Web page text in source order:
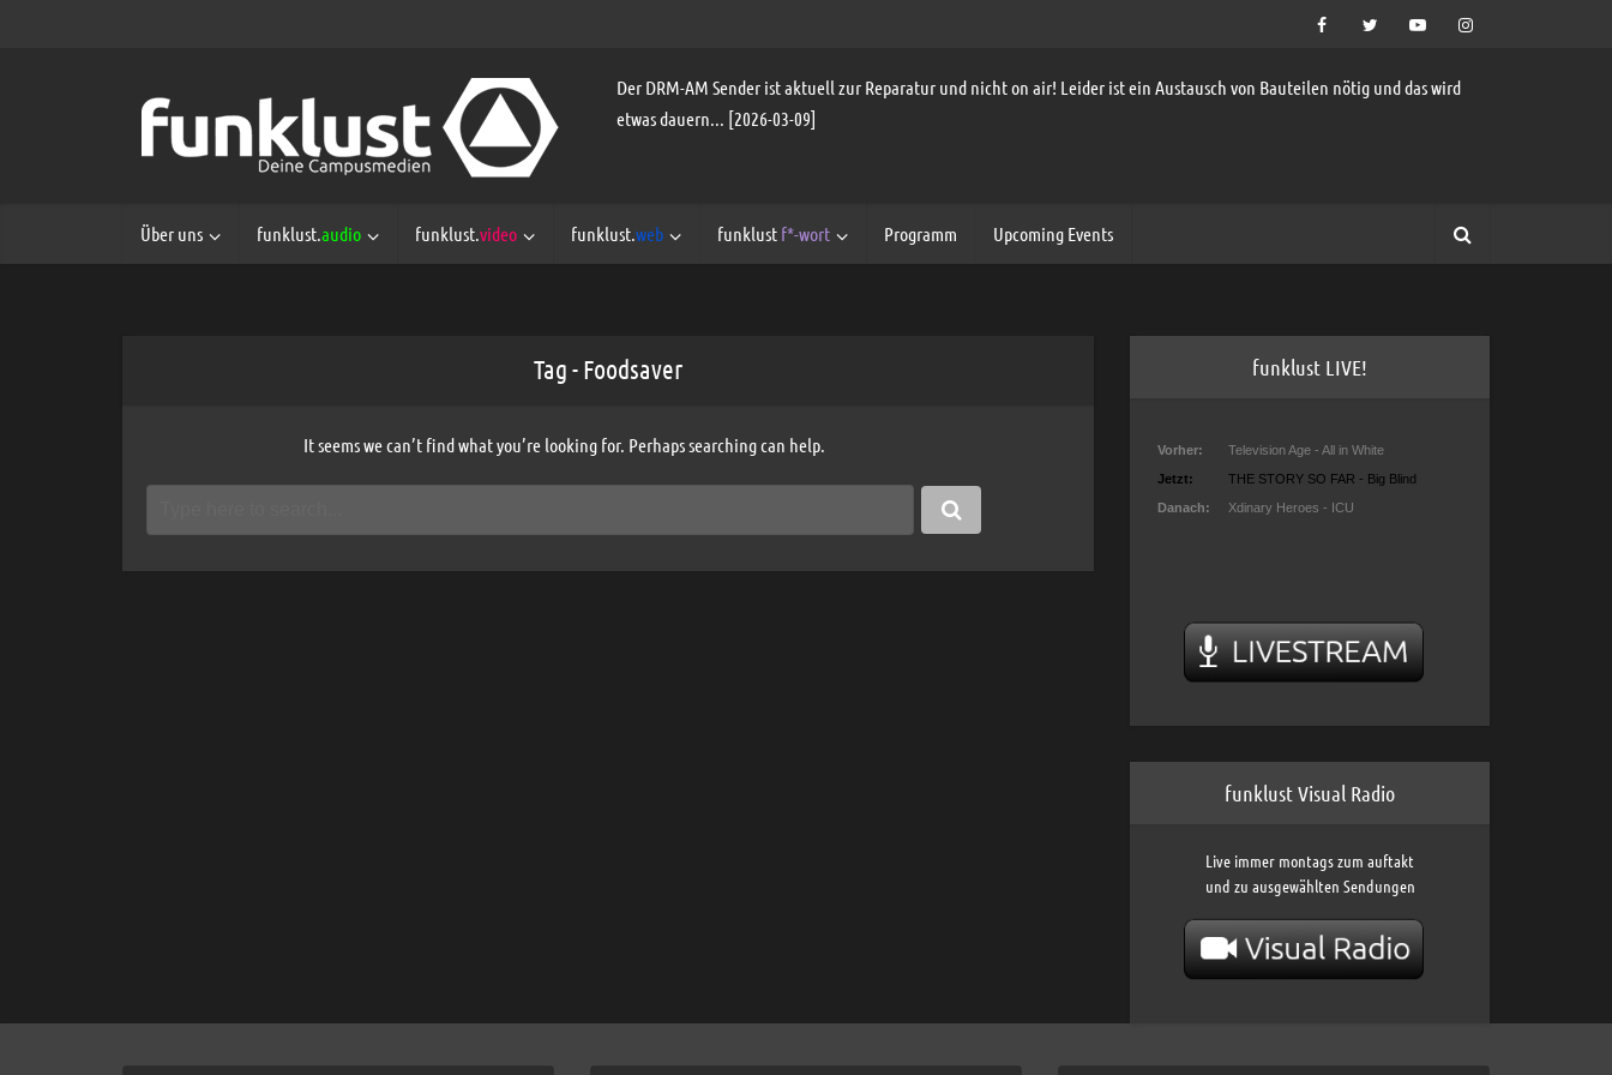
Der DRM-AM Sender ist aktuell zur Reparatur und nicht on air! Leider ist ein Austausch von Bauteilen nötig und das wird
etwas dauern... [2026-03-09]
Über uns funklust.audio funklust.video funklust.web funklust f*-wort Programm Upcoming Events
Tag - Foodsaver
It seems we can’t find what you’re looking for. Perhaps searching can help.
funklust LIVE!
funklust Visual Radio
Live immer montags zum auftakt
und zu ausgewählten Sendungen